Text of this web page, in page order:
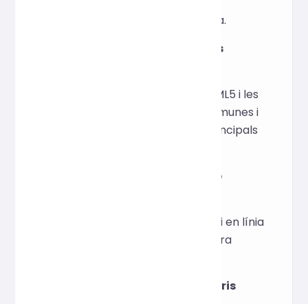
representació de la pàgina.
Admet HTML5 i etiquetes
Admet els estàndards HTML5 i les
etiquetes semàntiques comunes i
és compatible amb els principals
Pot processar HTML amb
Sí, l'eina conservarà el codi en línia
i només ajustarà l'estructura
És adequat per a escenaris